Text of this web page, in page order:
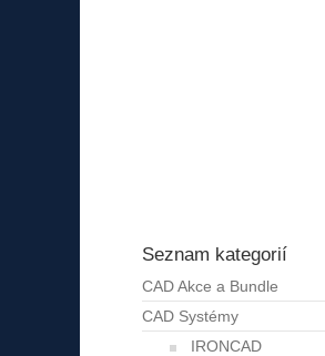
Seznam kategorií
CAD Akce a Bundle
CAD Systémy
IRONCAD